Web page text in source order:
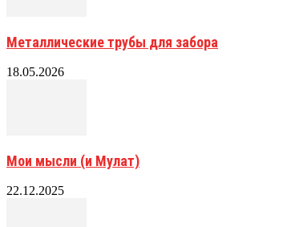
Металлические трубы для забора
18.05.2026
Мои мысли (и Мулат)
22.12.2025